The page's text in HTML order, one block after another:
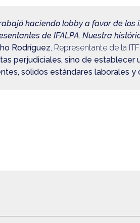
haciendo lobby a favor de los
de IFALPA. Nuestra
Rodríguez, Representante de la
perjudiciales, sino de establecer
sólidos estándares laborales y